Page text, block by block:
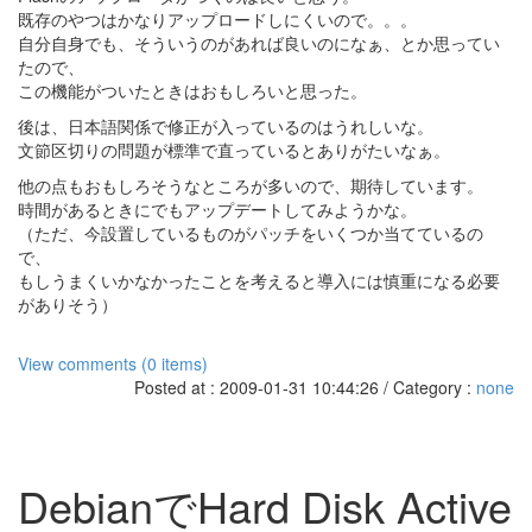
既存のやつはかなりアップロードしにくいので。。。
自分自身でも、そういうのがあれば良いのになぁ、とか思ってい
たので、
この機能がついたときはおもしろいと思った。
後は、日本語関係で修正が入っているのはうれしいな。
文節区切りの問題が標準で直っているとありがたいなぁ。
他の点もおもしろそうなところが多いので、期待しています。
時間があるときにでもアップデートしてみようかな。
（ただ、今設置しているものがパッチをいくつか当てているの
で、
もしうまくいかなかったことを考えると導入には慎重になる必要
がありそう）
View comments (0 items)
Posted at : 2009-01-31 10:44:26 / Category : none
DebianでHard Disk Active